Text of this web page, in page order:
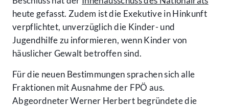
heute gefasst. Zudem ist die Exekutive in Hinkunft
verpflichtet, unverzüglich die Kinder- und
Jugendhilfe zu informieren, wenn Kinder von
häuslicher Gewalt betroffen sind.
Für die neuen Bestimmungen sprachen sich alle
Fraktionen mit Ausnahme der FPÖ aus.
Abgeordneter Werner Herbert begründete die